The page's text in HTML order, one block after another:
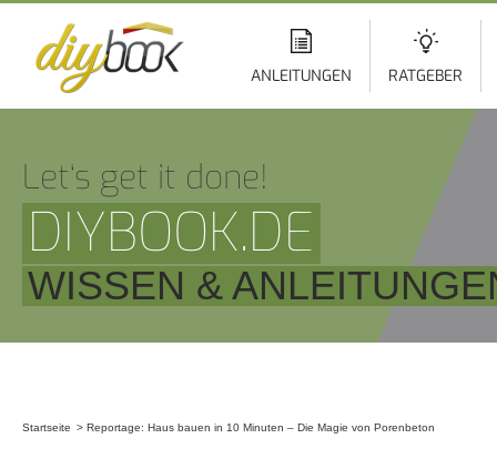
ANLEITUNGEN RATGEBER
Let‘s get it done!
DIYBOOK.DE
WISSEN &
Startseite Reportage: Haus bauen in 10 Minuten – Die Magie von Porenbeton